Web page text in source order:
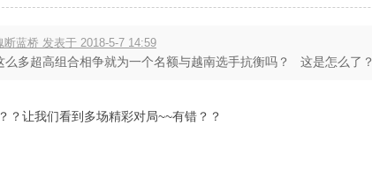
断蓝桥 发表于 2018-5-7 14:59
么多超高组合相争就为一个名额与越南选手抗衡吗？ 这是怎么了？
？让我们看到多场精彩对局~~有错？？